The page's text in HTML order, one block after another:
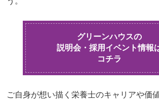
グリーンハウスの
説明会・採用イベント情報
コチラ
ご自身が想い描く栄養士のキャリアや価